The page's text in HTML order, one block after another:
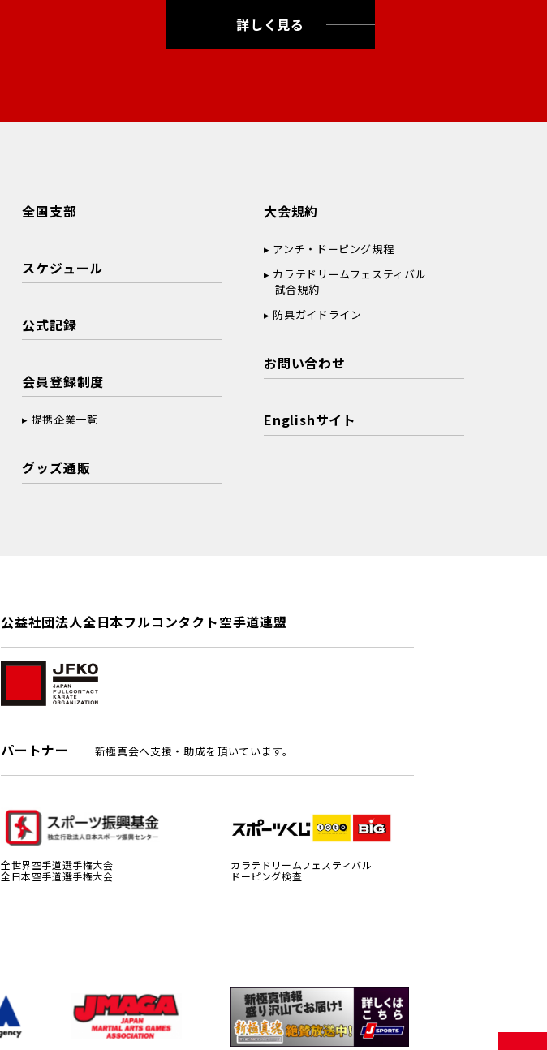
詳しく見る
全国支部
スケジュール
公式記録
会員登録制度
提携企業一覧
グッズ通販
大会規約
アンチ・ドーピング規程
カラテドリームフェスティバル
試合規約
防具ガイドライン
お問い合わせ
Englishサイト
公益社団法人全日本フルコンタクト空手道連盟
パートナー 新極真会へ支援・助成を頂いています。
全世界空手道選手権大会
全日本空手道選手権大会
カラテドリームフェスティバル
ドーピング検査